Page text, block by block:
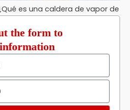
es una caldera de vapor de
the form to